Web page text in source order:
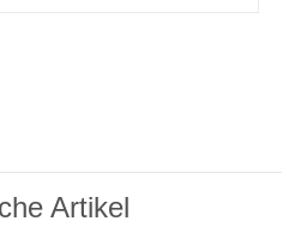
Artikel